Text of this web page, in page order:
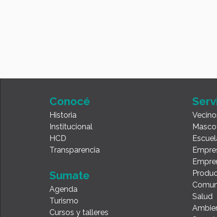
Conocé
Historia
Institucional
HCD
Transparencia
Sumate
Agenda
Turismo
Cursos y talleres
Salud